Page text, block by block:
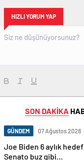
HIZLI YORUM YAP
SON DAKİKA
GÜNDEM 07 Ağustos 2026
Joe Biden 6 aylık
Senato buz gibi…